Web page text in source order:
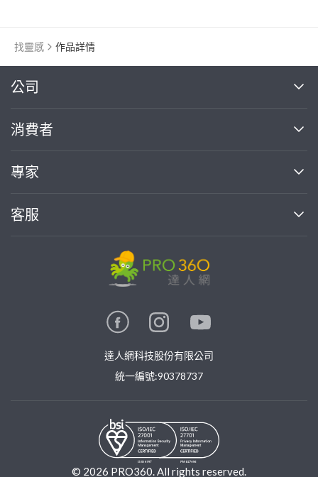
找靈感 作品詳情
公司
關於我們
部落格
加入我們
消費者
買服務
熱門服務
專家
案件中心
客服
達人網科技股份有限公司
統一編號:90378737
© 2026 PRO360. All rights reserved.
繼續完成